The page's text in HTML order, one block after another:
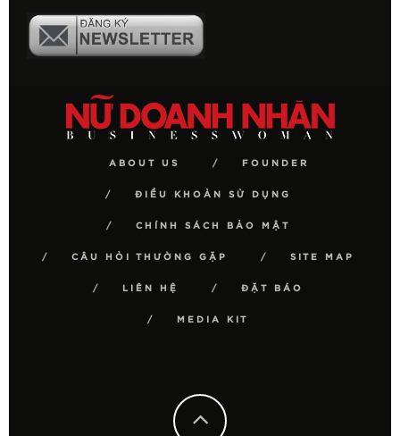
ABOUT US FOUNDER
ĐIỀU KHOẢN SỬ DỤNG
CHÍNH SÁCH BẢO MẬT
CÂU HỎI THƯỜNG GẶP SITE MAP
LIÊN HỆ ĐẶT BÁO
MEDIA KIT